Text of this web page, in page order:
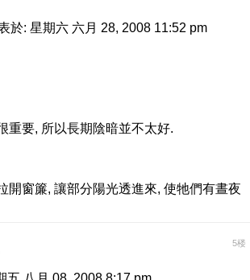
於: 星期六 六月 28, 2008 11:52 pm
重要, 所以長期陰暗並不太好.
開窗簾, 讓部分陽光透進來, 使牠們有晝夜
5楼